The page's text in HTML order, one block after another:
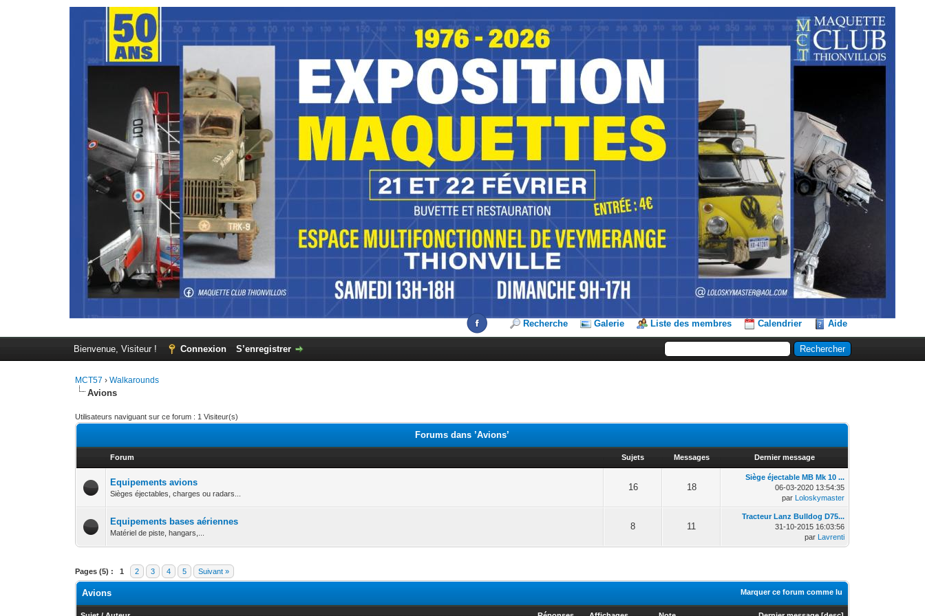
Recherche Galerie Liste des membres Calendrier Aide
Bienvenue, Visiteur ! Connexion S’enregistrer
MCT57 ›Walkarounds
Avions
Utilisateurs naviguant sur ce forum : 1 Visiteur(s)
Forums dans ’Avions’
Forum Sujets Messages Dernier message
Equipements avions
Sièges éjectables, charges ou radars...
16 18
Siège éjectable MB Mk 10 ...
06-03-2020 13:54:35
par Loloskymaster
Equipements bases aériennes
Matériel de piste, hangars,...
8 11
Tracteur Lanz Bulldog D75...
31-10-2015 16:03:56
par Lavrenti
Pages (5) : 1 2 3 4 5 Suivant »
Marquer ce forum comme lu
Avions